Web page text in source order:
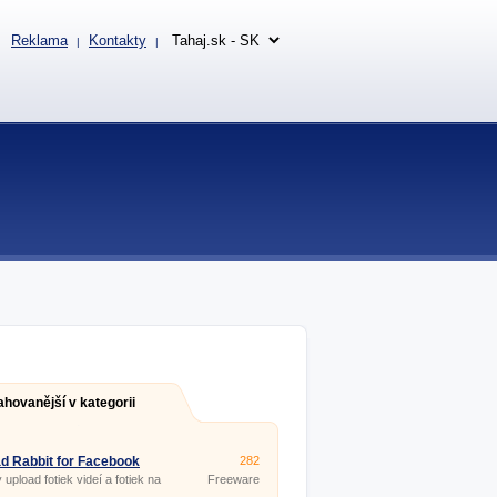
v kategorii
Rabbit for Facebook
upload fotiek videí a fotiek na
282
Freeware
Reklama | Kontakty |